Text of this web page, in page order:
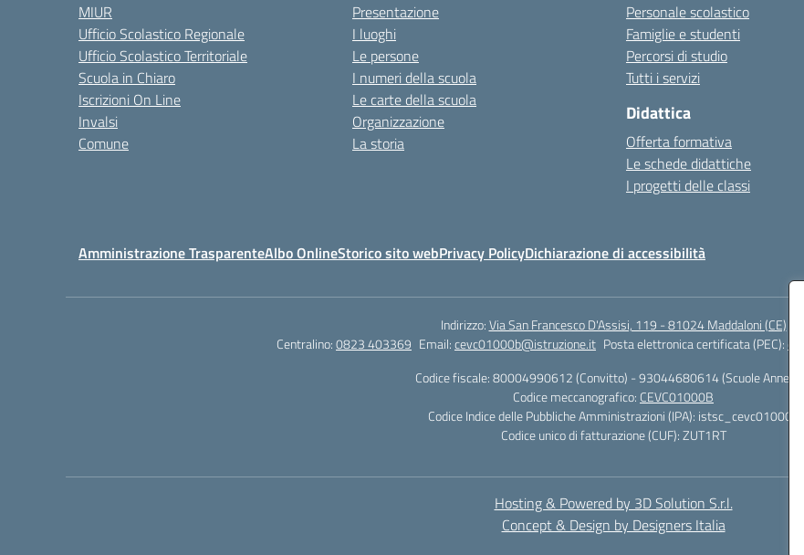
MIUR
Ufficio Scolastico Regionale
Ufficio Scolastico Territoriale
Scuola in Chiaro
Iscrizioni On Line
Invalsi
Comune
Presentazione
I luoghi
Le persone
I numeri della scuola
Le carte della scuola
Organizzazione
La storia
Personale scolastico
Famiglie e studenti
Percorsi di studio
Tutti i servizi
Didattica
Offerta formativa
Le schede didattiche
I progetti delle classi
Amministrazione TrasparenteAlbo OnlineStorico sito webPrivacy PolicyDichiarazione di accessibilità
Indirizzo:Via San Francesco D'Assisi, 119 - 81024 Maddaloni (CE)
Centralino:0823 403369 Email:cevc01000b@istruzione.it Posta elettronica certificata (PEC):
Codice fiscale: 80004990612 (Convitto) - 93044680614 (Scuole Annesse)
Codice meccanografico: CEVC01000B
Codice Indice delle Pubbliche Amministrazioni (IPA): istsc_cevc01000b
Codice unico di fatturazione (CUF): ZUT1RT
Hosting & Powered by 3D Solution S.r.l.
Concept & Design by Designers Italia